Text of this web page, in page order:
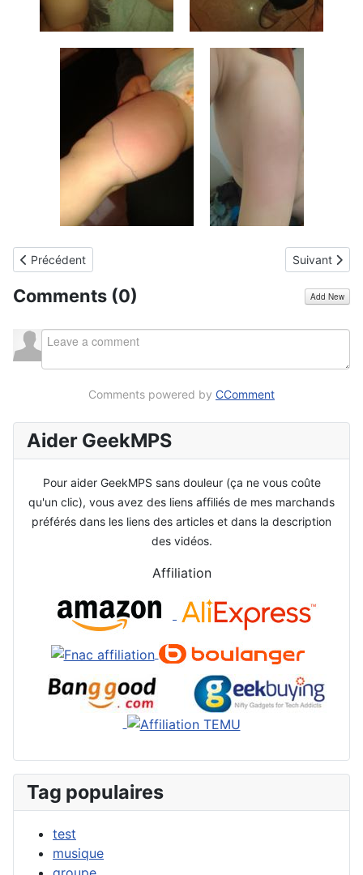
Article précédent : Ce matin j'ai répondu à une arnaque, par
Précédent Article
Suivant
Comments (0) Add New
Comments powered by CComment
Aider GeekMPS
Pour aider GeekMPS sans douleur (ça ne vous coûte
qu'un clic), vous avez des liens affiliés de mes marchands
préférés dans les liens des articles et dans la description
des vidéos.
Affiliation
Tag populaires
test
musique